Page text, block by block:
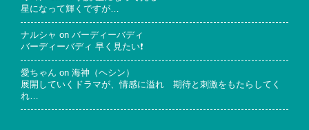
星になって輝くですが…
ナルシャ on バーディーバディ
バーディーバディ 早く見たい❗
愛ちゃん on 海神（ヘシン）
展開していくドラマが、情感に溢れ 期待と刺激をもたらしてく
れ…